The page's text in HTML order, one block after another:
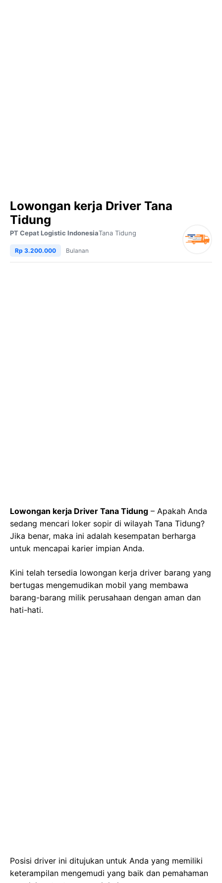
Lowongan kerja Driver Tana
Tidung
PT Cepat Logistic IndonesiaTana Tidung
Rp 3.200.000 Bulanan
Lowongan kerja Driver Tana Tidung – Apakah Anda
sedang mencari loker sopir di wilayah Tana Tidung?
Jika benar, maka ini adalah kesempatan berharga
untuk mencapai karier impian Anda.
Kini telah tersedia lowongan kerja driver barang yang
bertugas mengemudikan mobil yang membawa
barang-barang milik perusahaan dengan aman dan
hati-hati.
Posisi driver ini ditujukan untuk Anda yang memiliki
keterampilan mengemudi yang baik dan pemahaman